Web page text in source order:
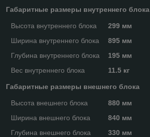
Габаритные размеры внутреннего блока
Высота внутреннего блока
299 мм
Ширина внутреннего блока
895 мм
Глубина внутреннего блока
195 мм
Вес внутреннего блока
11.5 кг
Габаритные размеры внешнего блока
Высота внешнего блока
880 мм
Ширина внешнего блока
840 мм
Глубина внешнего блока
330 мм